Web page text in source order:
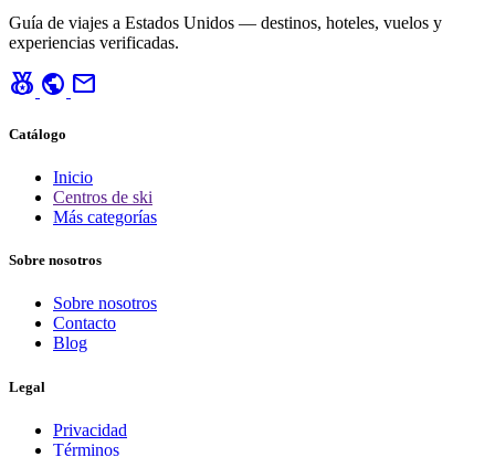
Guía de viajes a Estados Unidos — destinos, hoteles, vuelos y
experiencias verificadas.
social_leaderboard public mail
Catálogo
Inicio
Centros de ski
Más categorías
Sobre nosotros
Sobre nosotros
Contacto
Blog
Legal
Privacidad
Términos